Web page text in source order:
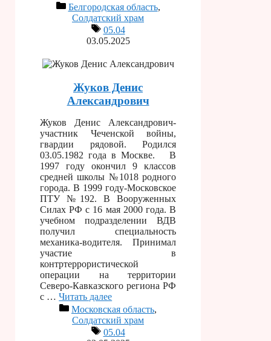
Белгородская область,
Солдатский храм
05.04
03.05.2025
Жуков Денис
Александрович
Жуков Денис Александрович-
участник Чеченской войны,
гвардии рядовой. Родился
03.05.1982 года в Москве. В
1997 году окончил 9 классов
средней школы №1018 родного
города. В 1999 году-Московское
ПТУ №192. В Вооруженных
Силах РФ с 16 мая 2000 года. В
учебном подразделении ВДВ
получил специальность
механика-водителя. Принимал
участие в
контртеррористической
операции на территории
Северо-Кавказского региона РФ
с …Читать далее
Московская область,
Солдатский храм
05.04